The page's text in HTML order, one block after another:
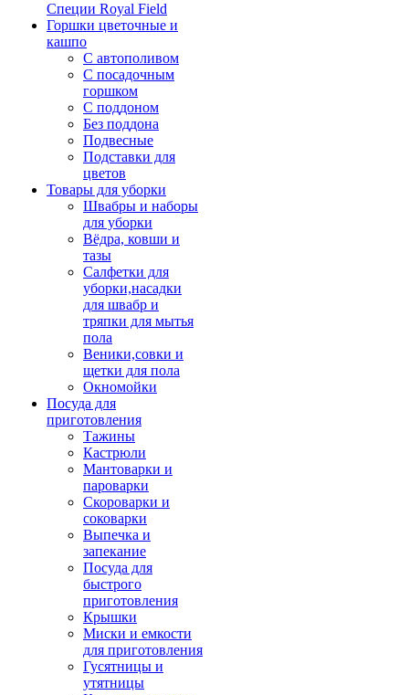
Специи Royal Field
Горшки цветочные и
кашпо
С автополивом
С посадочным
горшком
С поддоном
Без поддона
Подвесные
Подставки для
цветов
Товары для уборки
Швабры и наборы
для уборки
Вёдра, ковши и
тазы
Салфетки для
уборки,насадки
для швабр и
тряпки для мытья
пола
Веники,совки и
щетки для пола
Окномойки
Посуда для
приготовления
Тажины
Кастрюли
Мантоварки и
пароварки
Скороварки и
соковарки
Выпечка и
запекание
Посуда для
быстрого
приготовления
Крышки
Миски и емкости
для приготовления
Гусятницы и
утятницы